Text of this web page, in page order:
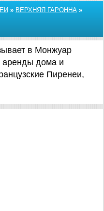
» ВЕРХНЯЯ ГАРОННА »
в Монжуар
аренды дома и
Пиренеи,